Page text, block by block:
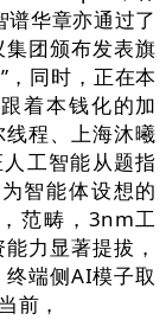
华章亦通过了
团颁布发表旗
，同时，正在本
着本钱化的加
程、上海沐曦
工智能从题指
智能体设想的
范畴，3nm工
力显著提拔，
端侧AI模子取
前，